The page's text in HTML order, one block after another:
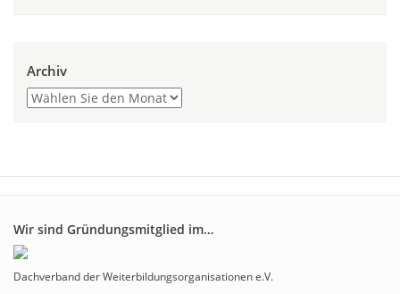
Archiv
Wir sind Gründungsmitglied im…
Dachverband der Weiterbildungsorganisationen e.V.